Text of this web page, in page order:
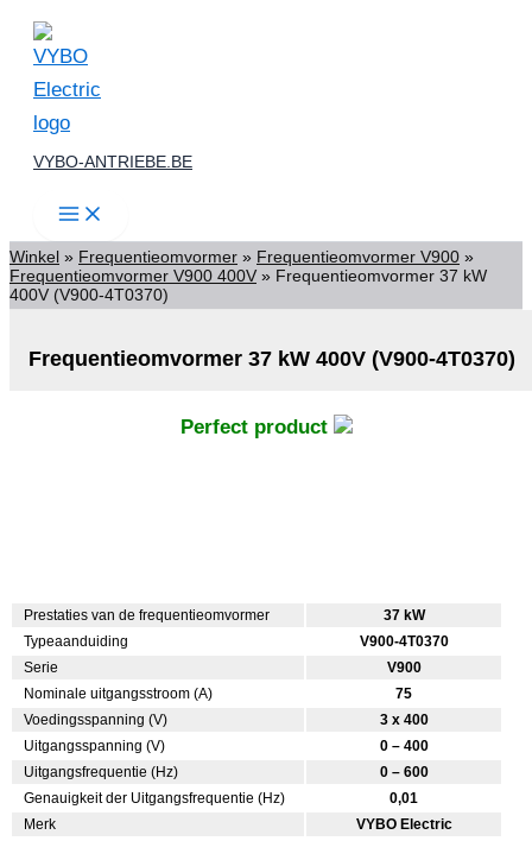
Spring
naar
inhoud
VYBO-ANTRIEBE.BE
Winkel » Frequentieomvormer » Frequentieomvormer V900 »
Frequentieomvormer V900 400V » Frequentieomvormer 37 kW
400V (V900-4T0370)
Frequentieomvormer 37 kW 400V (V900-4T0370)
Perfect product
Prestaties van de frequentieomvormer
37 kW
Typeaanduiding
V900-4T0370
Serie
V900
Nominale uitgangsstroom (A)
75
Voedingsspanning (V)
3 x 400
Uitgangsspanning (V)
0 – 400
Uitgangsfrequentie (Hz)
0 – 600
Genauigkeit der Uitgangsfrequentie (Hz)
0,01
Merk
VYBO Electric